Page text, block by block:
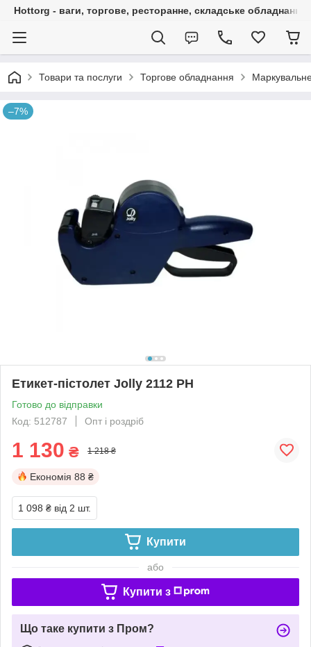
Hottorg - ваги, торгове, ресторанне, складське обладнання
Товари та послуги Торгове обладнання
–7%
Етикет-пістолет Jolly 2112 PH
Готово до відправки
Код: 512787
Опт і роздріб
1 130 ₴ 1 218 ₴
Економія 88 ₴
1 098 ₴ від 2 шт.
Купити
або
Купити з
Що таке купити з Пром?